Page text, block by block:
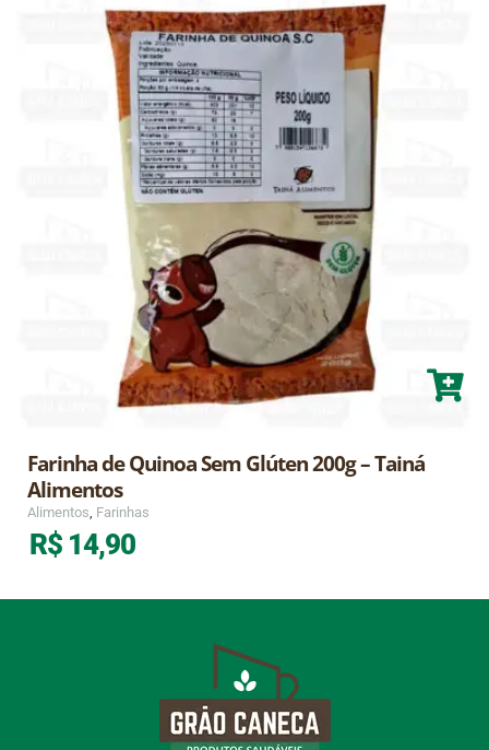
Farinha de Quinoa Sem Glúten 200g – Tainá
Alimentos
Alimentos, Farinhas
R$ 14,90